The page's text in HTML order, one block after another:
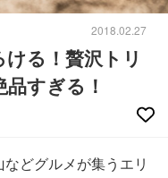
2018.02.27
る！贅沢トリ
すぎる！
どグルメが集うエリ